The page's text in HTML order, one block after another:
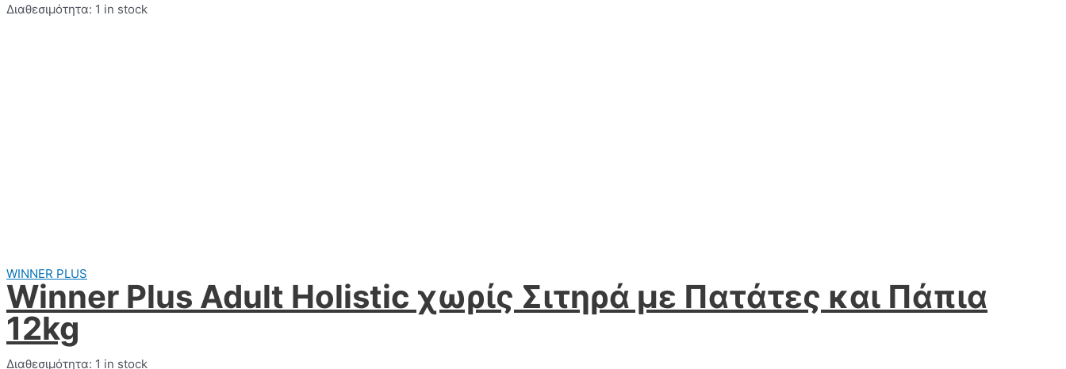
Διαθεσιμότητα: 1 in stock
WINNER PLUS
Winner Plus Adult Holistic χωρίς Σιτηρά με Πατάτες και Πάπια
12kg
Διαθεσιμότητα: 1 in stock